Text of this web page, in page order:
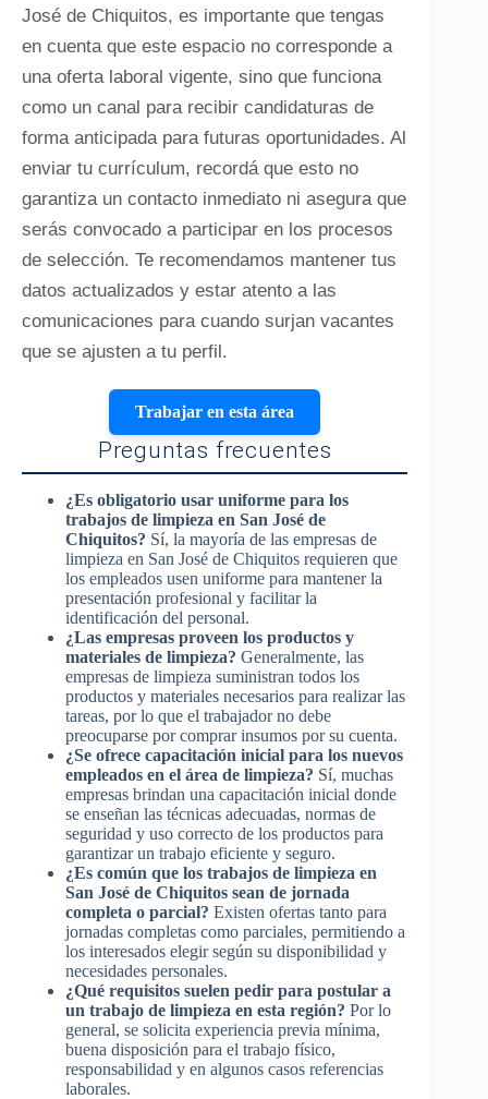
José de Chiquitos, es importante que tengas
en cuenta que este espacio no corresponde a
una oferta laboral vigente, sino que funciona
como un canal para recibir candidaturas de
forma anticipada para futuras oportunidades. Al
enviar tu currículum, recordá que esto no
garantiza un contacto inmediato ni asegura que
serás convocado a participar en los procesos
de selección. Te recomendamos mantener tus
datos actualizados y estar atento a las
comunicaciones para cuando surjan vacantes
que se ajusten a tu perfil.
Trabajar en esta área
Preguntas frecuentes
¿Es obligatorio usar uniforme para los
trabajos de limpieza en San José de
Chiquitos? Sí, la mayoría de las empresas de
limpieza en San José de Chiquitos requieren que
los empleados usen uniforme para mantener la
presentación profesional y facilitar la
identificación del personal.
¿Las empresas proveen los productos y
materiales de limpieza? Generalmente, las
empresas de limpieza suministran todos los
productos y materiales necesarios para realizar las
tareas, por lo que el trabajador no debe
preocuparse por comprar insumos por su cuenta.
¿Se ofrece capacitación inicial para los nuevos
empleados en el área de limpieza? Sí, muchas
empresas brindan una capacitación inicial donde
se enseñan las técnicas adecuadas, normas de
seguridad y uso correcto de los productos para
garantizar un trabajo eficiente y seguro.
¿Es común que los trabajos de limpieza en
San José de Chiquitos sean de jornada
completa o parcial? Existen ofertas tanto para
jornadas completas como parciales, permitiendo a
los interesados elegir según su disponibilidad y
necesidades personales.
¿Qué requisitos suelen pedir para postular a
un trabajo de limpieza en esta región? Por lo
general, se solicita experiencia previa mínima,
buena disposición para el trabajo físico,
responsabilidad y en algunos casos referencias
laborales.